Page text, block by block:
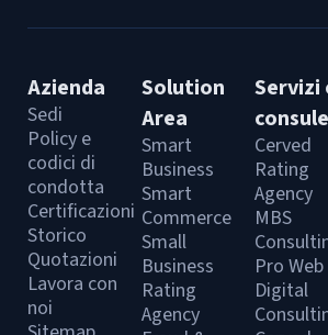
Azienda
Sedi
Policy e
codici di
condotta
Certificazioni
Storico
Quotazioni
Lavora con
noi
Solution
Area
Smart
Business
Smart
Commerce
Small
Business
Rating
Agency
Servizi
Cerved
Rating
Agency
MBS
Pro Web
Digital